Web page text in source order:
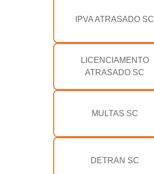
IPVA ATRASADO SC
LICENCIAMENTO
ATRASADO SC
MULTAS SC
DETRAN SC